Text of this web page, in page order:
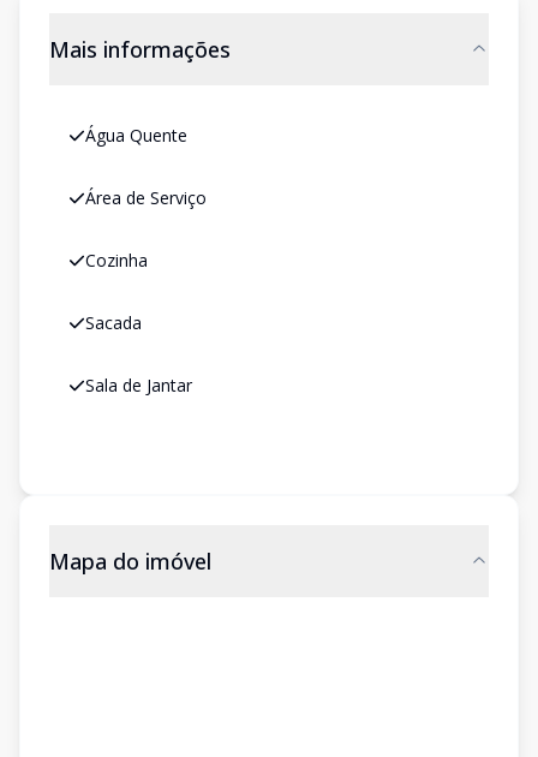
Mais informações
Água Quente
Área de Serviço
Cozinha
Sacada
Sala de Jantar
Mapa do imóvel